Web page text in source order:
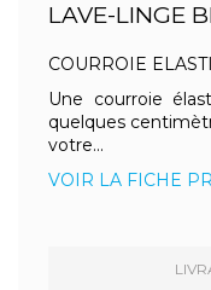
LAVE-LINGE
COURROIE
Une courroie
quelques
votre...
VOIR LA FICHE